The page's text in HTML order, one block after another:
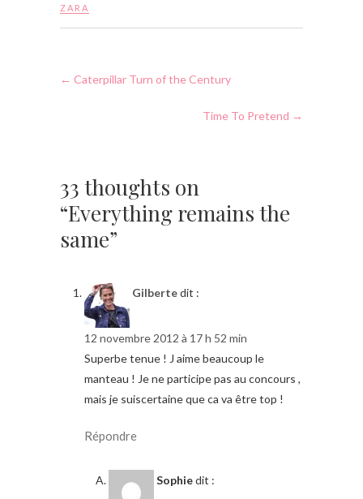
ZARA
← Caterpillar Turn of the Century
Time To Pretend →
33 thoughts on
“Everything remains the
same”
Gilbertedit :
12 novembre 2012 à 17 h 52 min
Superbe tenue ! J aime beaucoup le
manteau ! Je ne participe pas au concours ,
mais je suiscertaine que ca va être top !
Répondre
Sophiedit :